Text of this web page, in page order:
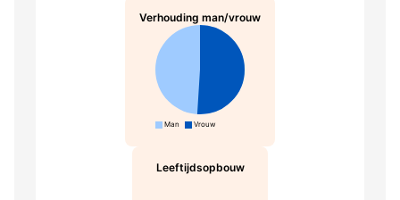
Verhouding man/vrouw
Man Vrouw
Leeftijdsopbouw